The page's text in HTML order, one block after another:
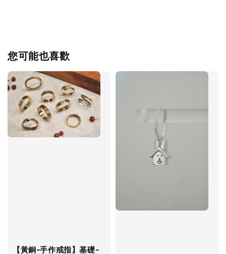
您可能也喜歡
【黃銅-手作戒指】基礎-